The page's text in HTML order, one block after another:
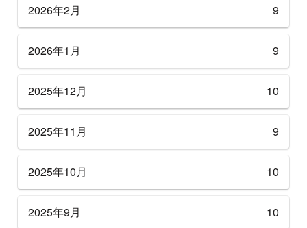
2026年2月 9
2026年1月 9
2025年12月 10
2025年11月 9
2025年10月 10
2025年9月 10